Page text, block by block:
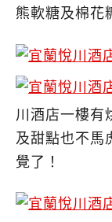
熊軟糖及棉花
川酒店一樓有
及甜點也不馬
覺了！